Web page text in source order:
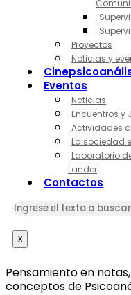
Proyectos
Noticias y
Eventos
Noticias
Encuentros y
Actividades
La sociedad
Laboratorio
Lander
Contactos
x
Pensamiento en
conceptos de